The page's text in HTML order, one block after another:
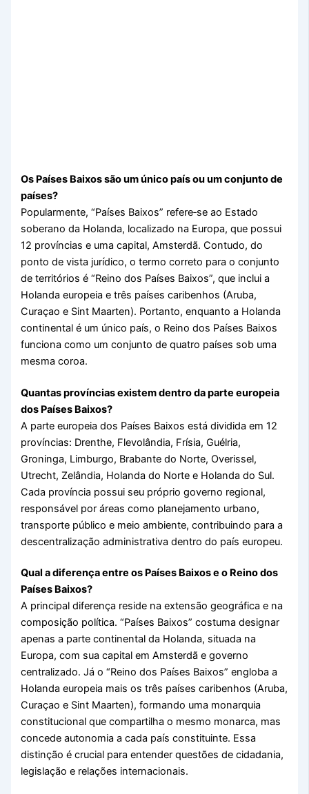
Os Países Baixos são um único país ou um conjunto de
países?
Popularmente, “Países Baixos” refere‑se ao Estado
soberano da Holanda, localizado na Europa, que possui
12 províncias e uma capital, Amsterdã. Contudo, do
ponto de vista jurídico, o termo correto para o conjunto
de territórios é “Reino dos Países Baixos”, que inclui a
Holanda europeia e três países caribenhos (Aruba,
Curaçao e Sint Maarten). Portanto, enquanto a Holanda
continental é um único país, o Reino dos Países Baixos
funciona como um conjunto de quatro países sob uma
mesma coroa.
Quantas províncias existem dentro da parte europeia
dos Países Baixos?
A parte europeia dos Países Baixos está dividida em 12
províncias: Drenthe, Flevolândia, Frísia, Guélria,
Groninga, Limburgo, Brabante do Norte, Overissel,
Utrecht, Zelândia, Holanda do Norte e Holanda do Sul.
Cada província possui seu próprio governo regional,
responsável por áreas como planejamento urbano,
transporte público e meio ambiente, contribuindo para a
descentralização administrativa dentro do país europeu.
Qual a diferença entre os Países Baixos e o Reino dos
Países Baixos?
A principal diferença reside na extensão geográfica e na
composição política. “Países Baixos” costuma designar
apenas a parte continental da Holanda, situada na
Europa, com sua capital em Amsterdã e governo
centralizado. Já o “Reino dos Países Baixos” engloba a
Holanda europeia mais os três países caribenhos (Aruba,
Curaçao e Sint Maarten), formando uma monarquia
constitucional que compartilha o mesmo monarca, mas
concede autonomia a cada país constituinte. Essa
distinção é crucial para entender questões de cidadania,
legislação e relações internacionais.